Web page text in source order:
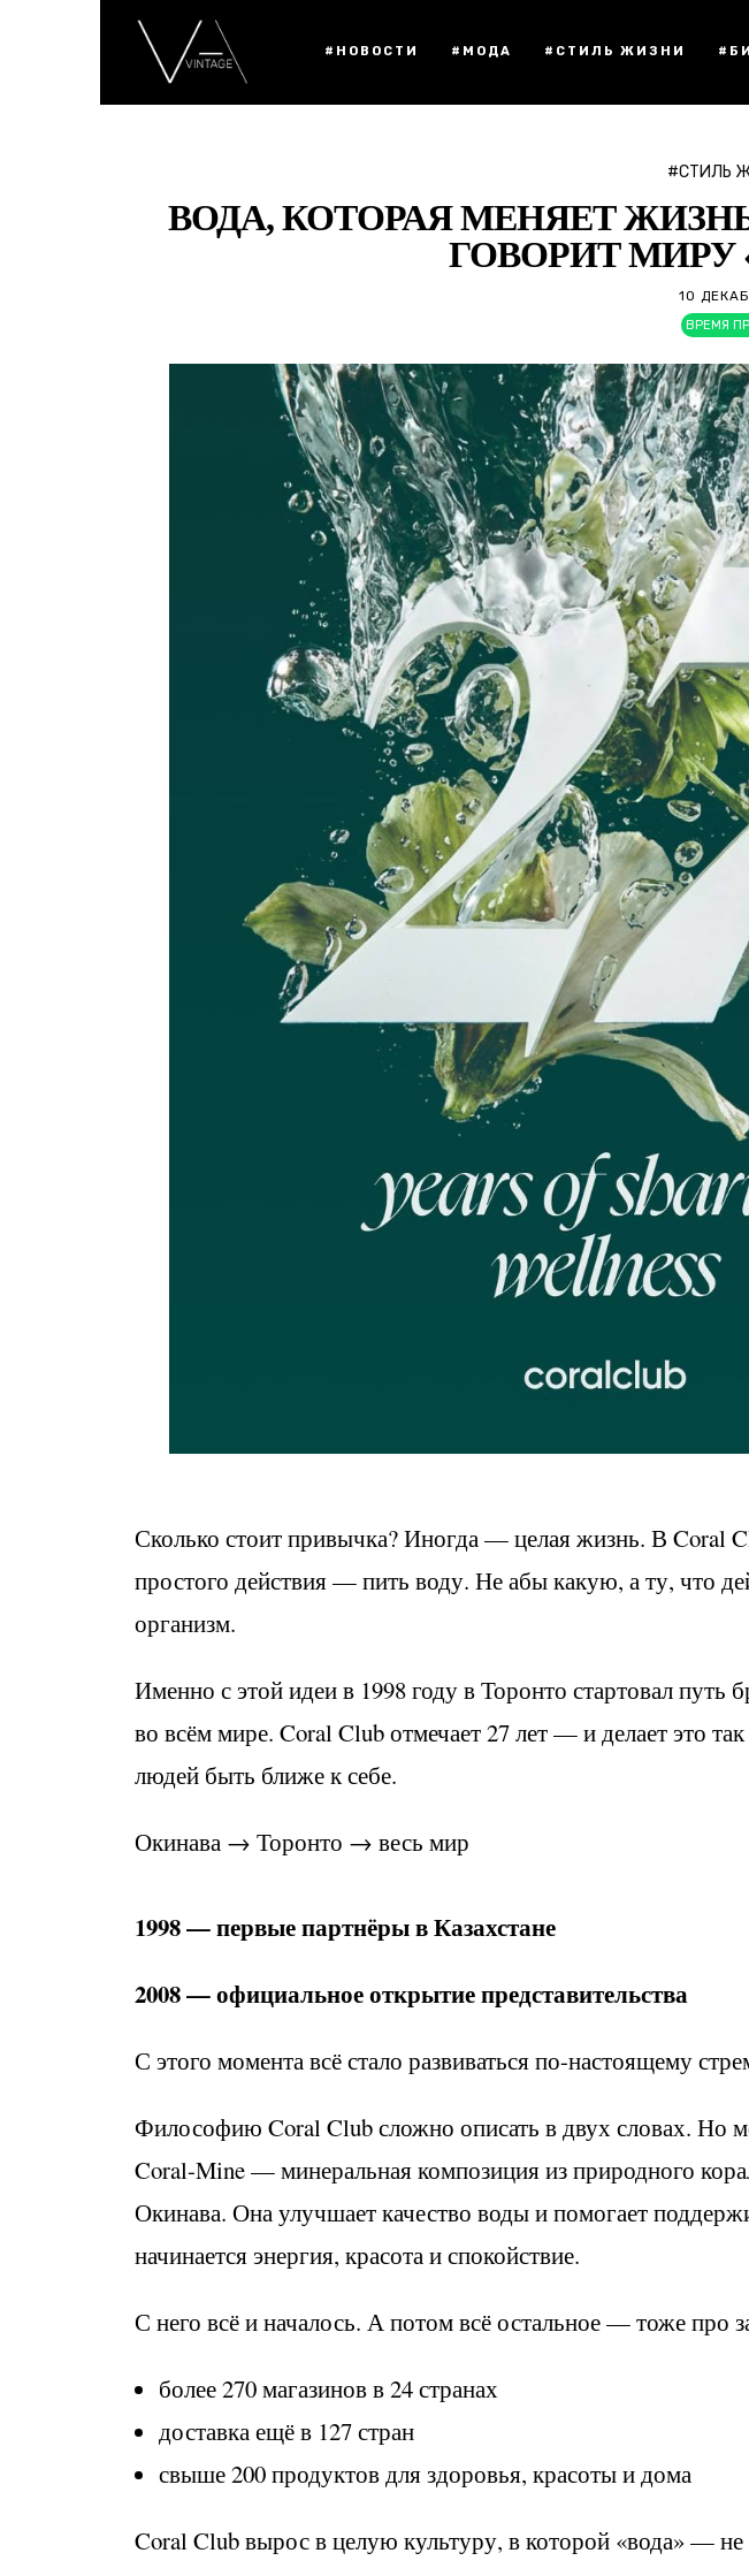
#НОВОСТИ #МОДА #СТИЛЬ ЖИЗНИ
#СТИЛЬ
ВОДА, КОТОРАЯ МЕНЯЕТ ЖИЗНЬ:
ГОВОРИТ МИРУ
10
ВРЕМЯ
Сколько стоит привычка? Иногда — целая жизнь. В Coral
простого действия — пить воду. Не абы какую, а ту, что
организм.
Именно с этой идеи в 1998 году в Торонто стартовал путь
во всём мире. Coral Club отмечает 27 лет — и делает это
людей быть ближе к себе.
Окинава → Торонто → весь мир
1998 — первые партнёры в Казахстане
2008 — официальное открытие представительства
С этого момента всё стало развиваться по-настоящему
Философию Coral Club сложно описать в двух словах.
Coral-Mine — минеральная композиция из природного
Окинава. Она улучшает качество воды и помогает
начинается энергия, красота и спокойствие.
С него всё и началось. А потом всё остальное — тоже про
более 270 магазинов в 24 странах
доставка ещё в 127 стран
свыше 200 продуктов для здоровья, красоты и дома
Coral Club вырос в целую культуру, в которой «вода» — не